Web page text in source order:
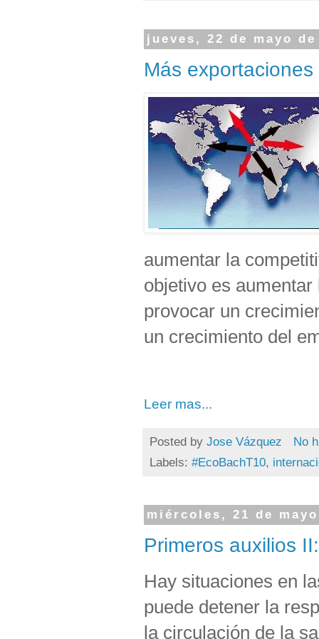
jueves, 22 de mayo de
Más
aumentar la
objetivo es
provocar un
un crecimiento del
Leer mas...
Posted by Jose Vázquez
No
Labels: #EcoBachT10,
miércoles, 21 de
Primeros auxilios
Hay situaciones en
puede detener la
la circulación de la